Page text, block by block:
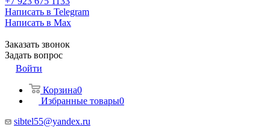
Написать в Telegram
Написать в Max
Заказать звонок
Задать вопрос
Войти
Корзина0
Избранные товары0
sibtel55@yandex.ru